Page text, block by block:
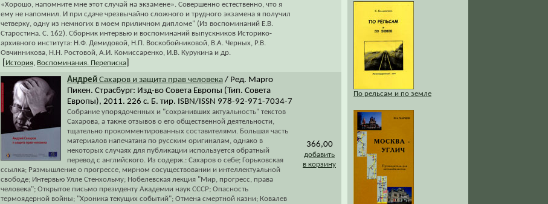
«Хорошо, напомните мне этот случай на экзамене». Совершенно естественно, что я
ему не напомнил. И при сдаче чрезвычайно сложного и трудного экзамена я получил
четверку, одну из немногих в моем приличном дипломе" (Из воспоминаний Е.В.
Старостина. С. 162). Сборник интервью и воспоминаний выпускников Историко-
архивного института: Н.Ф. Демидовой, Н.П. Воскобойниковой, В.А. Черных, Р.В.
Овчинникова, Н.Н. Ростовой, А.И. Комиссаренко, И.В. Курукина и др.
История, Воспоминания. Переписка
Андрей Сахаров и защита прав человека / Ред. Марго
Пикен. Страсбург: Изд-во Совета Европы (Тип. Совета
Европы), 2011. 226 с. Б. тир. ISBN/ISSN 978-92-971-7034-7
Собрание упорядоченных и "сохранивших актуальность" текстов
Сахарова, а также отзывов о его общественной деятельности,
тщательно прокомментированных составителями. Большая часть
материалов напечатана по русским оригиналам, однако в
некоторых случаях для публикации используется обратный
перевод с английского. Из содерж.: Сахаров о себе; Горьковская
ссылка; Размышление о прогрессе, мирном сосуществовании и интеллектуальной
свободе; Интервью Улле Стенхольму; Нобелевская лекция "Мир, прогресс, права
человека"; Открытое письмо президенту Академии наук СССР; Опасность
термоядерной войны; "Хроника текущих событий"; Отмена смертной казни; Ковалев
366,00
добавить
в корзину
По рельсам и по земле